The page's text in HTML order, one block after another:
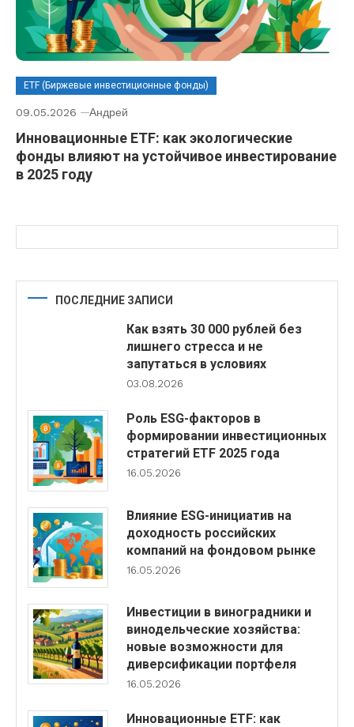
ETF (Биржевые инвестиционные фонды)
09.05.2026 Андрей
Инновационные ETF: как экологические
фонды влияют на устойчивое инвестирование
в 2025 году
ПОСЛЕДНИЕ ЗАПИСИ
Как взять 30 000 рублей без
лишнего стресса и не
запутаться в условиях
03.08.2026
Роль ESG-факторов в
формировании инвестиционных
стратегий ETF 2025 года
16.05.2026
Влияние ESG-инициатив на
доходность российских
компаний на фондовом рынке
16.05.2026
Инвестиции в виноградники и
винодельческие хозяйства:
новые возможности для
диверсификации портфеля
16.05.2026
Инновационные ETF: как